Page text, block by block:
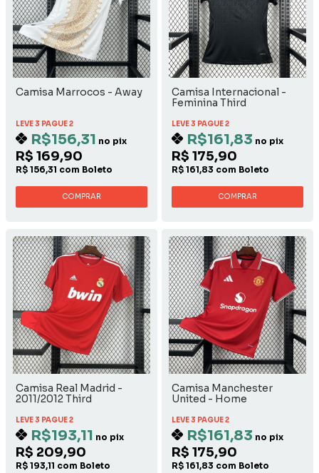
Camisa Marrocos - Away
LEVE 3 PAGUE 2
R$156,31 no pix
R$ 169,90
R$ 156,31 com Boleto
COMPRAR
Camisa Internacional -
Feminina Third
LEVE 3 PAGUE 2
R$161,83 no pix
R$ 175,90
R$ 161,83 com Boleto
COMPRAR
Camisa Real Madrid -
2011/2012 Third
LEVE 3 PAGUE 2
R$193,11 no pix
R$ 209,90
R$ 193,11 com Boleto
Camisa Manchester
United - Home
LEVE 3 PAGUE 2
R$161,83 no pix
R$ 175,90
R$ 161,83 com Boleto